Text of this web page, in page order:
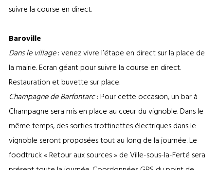
suivre la course en direct.
Baroville
Dans le village: venez vivre l’étape en direct sur la place de
la mairie. Ecran géant pour suivre la course en direct.
Restauration et buvette sur place.
Champagne de Barfontarc: Pour cette occasion, un bar à
Champagne sera mis en place au cœur du vignoble. Dans le
même temps, des sorties trottinettes électriques dans le
vignoble seront proposées tout au long de la journée. Le
foodtruck « Retour aux sources » de Ville-sous-la-Ferté sera